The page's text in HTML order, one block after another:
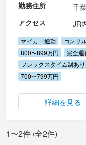
勤務住所
千
アクセス
JR
マイカー通勤 コンサ
800〜899万円
完全週
フレックスタイム制あり
700〜799万円
詳細を見る
1〜2件 (全2件)